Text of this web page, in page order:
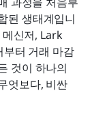
된 생태계입니
신저, Lark
터 거래 마감
것이 하나의
엇보다, 비싼